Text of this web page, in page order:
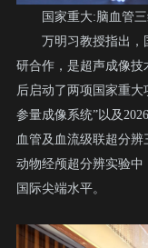
国家重大:脑血管
万明习教授指出，
研合作，是超声成像
后启动了两项国家重大
参量成像系统”以及
血管及血流级联超分
动物经颅超分辨实验中
国际尖端水平。